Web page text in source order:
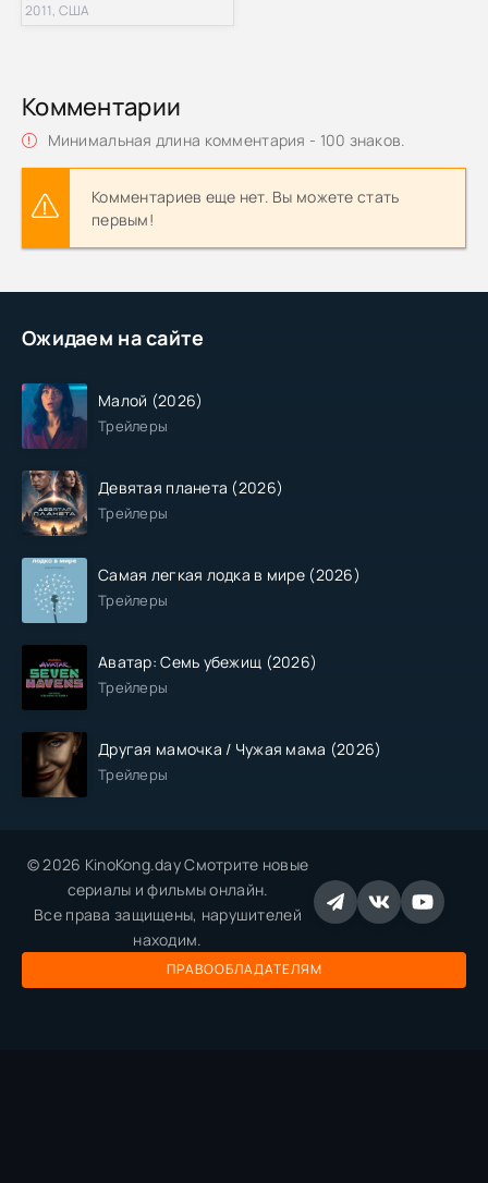
Ожидаем на сайте
Малой (2026)
Трейлеры
Девятая планета (2026)
Трейлеры
Самая легкая лодка в мире (2026)
Трейлеры
Аватар: Семь убежищ (2026)
Трейлеры
Другая мамочка / Чужая мама (2026)
Трейлеры
2011, США
Комментарии
Минимальная длина комментария - 100 знаков.
Комментариев еще нет. Вы можете стать
первым!
© 2026 KinoKong.day Смотрите новые
сериалы и фильмы онлайн.
Все права защищены, нарушителей
находим.
ПРАВООБЛАДАТЕЛЯМ